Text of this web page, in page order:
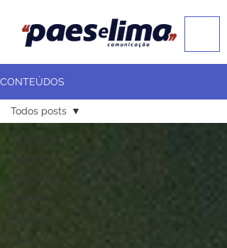
CONTEÚDOS
Social
Todos posts